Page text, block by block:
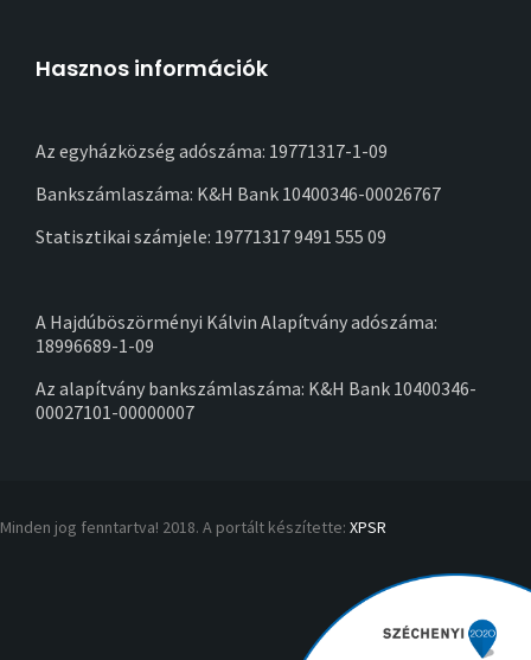
Hasznos információk
Az egyházközség adószáma: 19771317-1-09
Bankszámlaszáma: K&H Bank 10400346-00026767
Statisztikai számjele: 19771317 9491 555 09
A Hajdúböszörményi Kálvin Alapítvány adószáma:
18996689-1-09
Az alapítvány bankszámlaszáma: K&H Bank 10400346-
00027101-00000007
Minden jog fenntartva! 2018. A portált készítette: XPSR